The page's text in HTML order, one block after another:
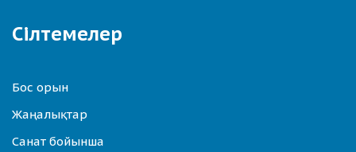
Сілтемелер
Бос орын
Жаңалықтар
Санат бойынша